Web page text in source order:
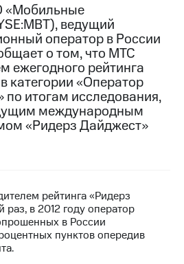
«Мобильные
ведущий
оператор в России
о том, что МТС
ежегодного рейтинга
категории «Оператор
по итогам исследования,
международным
«Ридерз Дайджест»
рейтинга «Ридерз
в 2012 году оператор
в России
пунктов опередив